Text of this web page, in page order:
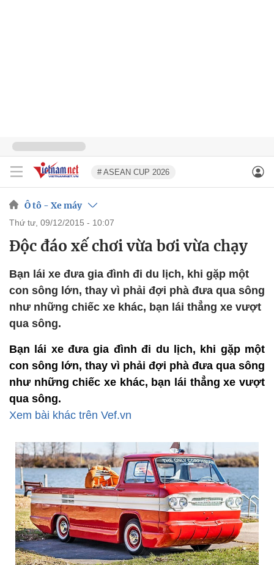
# ASEAN CUP 2026
Ô tô - Xe máy
thứ tư, 09/12/2015 - 10:07
Độc đáo xế chơi vừa bơi vừa chạy
Bạn lái xe đưa gia đình đi du lịch, khi gặp một
con sông lớn, thay vì phải đợi phà đưa qua sông
như những chiếc xe khác, bạn lái thẳng xe vượt
qua sông.
Bạn lái xe đưa gia đình đi du lịch, khi gặp một
con sông lớn, thay vì phải đợi phà đưa qua sông
như những chiếc xe khác, bạn lái thẳng xe vượt
qua sông.
Xem bài khác trên Vef.vn